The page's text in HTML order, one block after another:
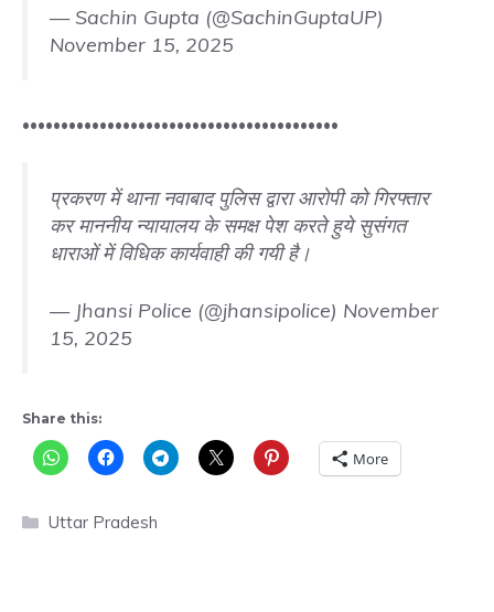
— Sachin Gupta (@SachinGuptaUP)
November 15, 2025
•••••••••••••••••••••••••••••••••••••••••
प्रकरण में थाना नवाबाद पुलिस द्वारा आरोपी को गिरफ्तार
कर माननीय न्यायालय के समक्ष पेश करते हुये सुसंगत
धाराओं में विधिक कार्यवाही की गयी है।
— Jhansi Police (@jhansipolice) November
15, 2025
Share this:
More
Categories
Uttar Pradesh